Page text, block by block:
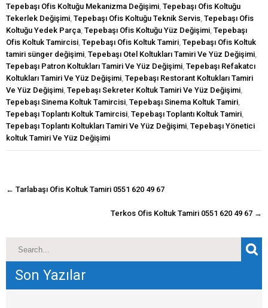
Tepebaşı Ofis Koltuğu Mekanizma Değişimi, Tepebaşı Ofis Koltuğu
Tekerlek Değişimi, Tepebaşı Ofis Koltuğu Teknik Servis, Tepebaşı Ofis
Koltuğu Yedek Parça, Tepebaşı Ofis Koltuğu Yüz Değişimi, Tepebaşı
Ofis Koltuk Tamircisi, Tepebaşı Ofis Koltuk Tamiri, Tepebaşı Ofis Koltuk
tamiri sünger değişimi, Tepebaşı Otel Koltukları Tamiri Ve Yüz Değişimi,
Tepebaşı Patron Koltukları Tamiri Ve Yüz Değişimi, Tepebaşı Refakatcı
Koltukları Tamiri Ve Yüz Değişimi, Tepebaşı Restorant Koltukları Tamiri
Ve Yüz Değişimi, Tepebaşı Sekreter Koltuk Tamiri Ve Yüz Değişimi,
Tepebaşı Sinema Koltuk Tamircisi, Tepebaşı Sinema Koltuk Tamiri,
Tepebaşı Toplantı Koltuk Tamircisi, Tepebaşı Toplantı Koltuk Tamiri,
Tepebaşı Toplantı Koltukları Tamiri Ve Yüz Değişimi, Tepebaşı Yönetici
koltuk Tamiri Ve Yüz Değişimi
navigasyon
← Tarlabaşı Ofis Koltuk Tamiri 0551 620 49 67
Terkos Ofis Koltuk Tamiri 0551 620 49 67 →
Son Yazılar